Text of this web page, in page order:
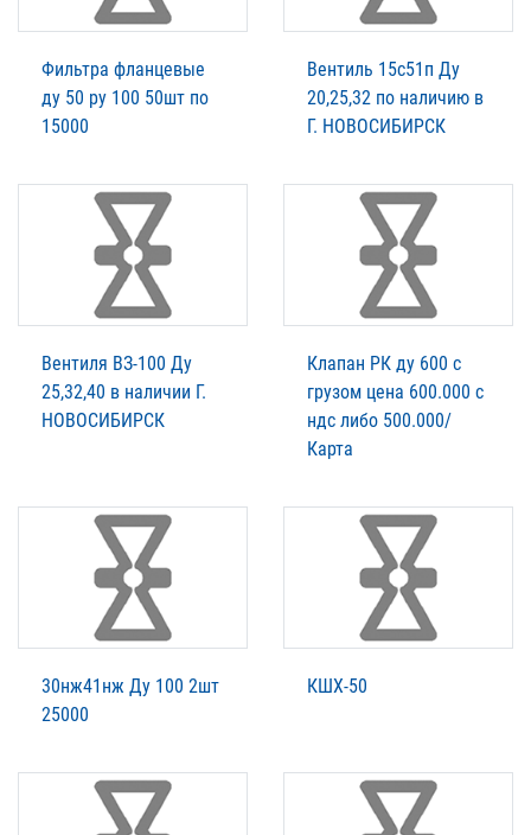
Фильтра фланцевые
ду 50 ру 100 50шт по
15000
Вентиль 15с51п Ду
20,25,32 по наличию в
Г. НОВОСИБИРСК
Вентиля ВЗ-100 Ду
25,32,40 в наличии Г.
НОВОСИБИРСК
Клапан РК ду 600 с
грузом цена 600.000 с
ндс либо 500.000/
Карта
30нж41нж Ду 100 2шт
25000
КШХ-50